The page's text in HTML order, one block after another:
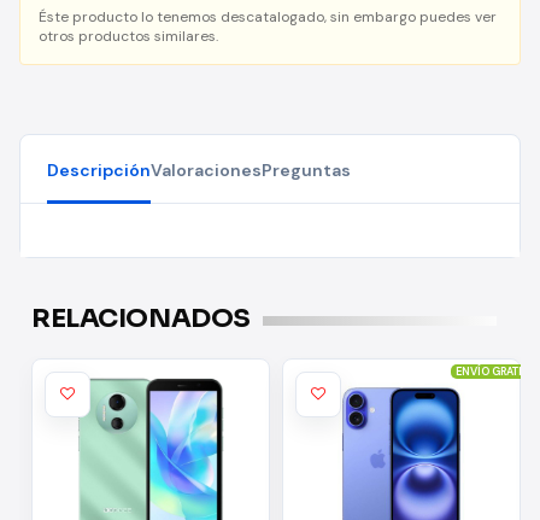
Éste producto lo tenemos descatalogado, sin embargo puedes ver
otros productos similares.
DescripciónValoracionesPreguntas
RELACIONADOS
ENVÍO GRATIS